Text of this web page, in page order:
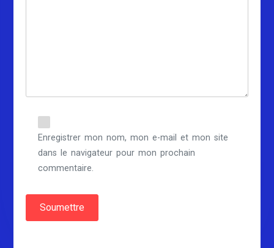
Enregistrer mon nom, mon e-mail et mon site
dans le navigateur pour mon prochain
commentaire.